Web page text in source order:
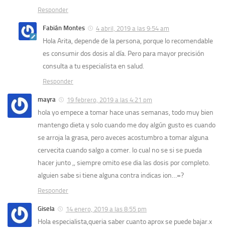
Responder
Fabián Montes 4 abril, 2019 a las 9:54 am
Hola Arita, depende de la persona, porque lo recomendable
es consumir dos dosis al día. Pero para mayor precisión
consulta a tu especialista en salud.
Responder
mayra 19 febrero, 2019 a las 4:21 pm
hola yo empece a tomar hace unas semanas, todo muy bien
mantengo dieta y solo cuando me doy algún gusto es cuando
se arroja la grasa, pero aveces acostumbro a tomar alguna
cervecita cuando salgo a comer. lo cual no se si se pueda
hacer junto ,, siempre omito ese dia las dosis por completo.
alguien sabe si tiene alguna contra indicas ion…=?
Responder
Gisela 14 enero, 2019 a las 8:55 pm
Hola especialista,queria saber cuanto aprox se puede bajar.x